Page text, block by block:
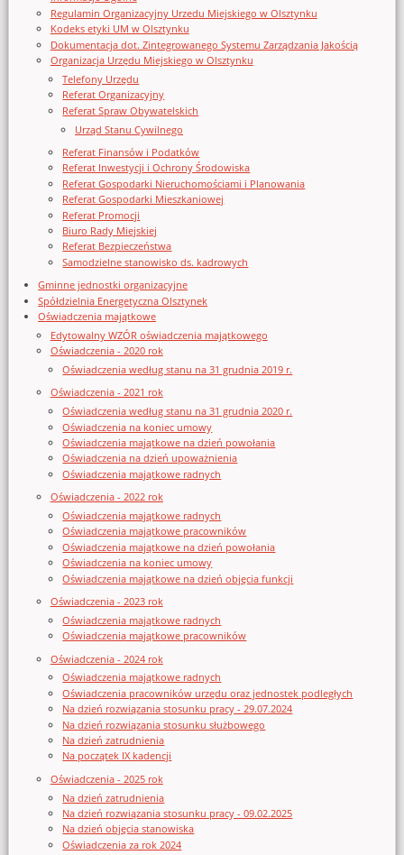
Regulamin Organizacyjny Urzedu Miejskiego w Olsztynku
Kodeks etyki UM w Olsztynku
Dokumentacja dot. Zintegrowanego Systemu Zarządzania Jakością
Organizacja Urzędu Miejskiego w Olsztynku
Telefony Urzędu
Referat Organizacyjny
Referat Spraw Obywatelskich
Urząd Stanu Cywilnego
Referat Finansów i Podatków
Referat Inwestycji i Ochrony Środowiska
Referat Gospodarki Nieruchomościami i Planowania
Referat Gospodarki Mieszkaniowej
Referat Promocji
Biuro Rady Miejskiej
Referat Bezpieczeństwa
Samodzielne stanowisko ds. kadrowych
Gminne jednostki organizacyjne
Spółdzielnia Energetyczna Olsztynek
Oświadczenia majątkowe
Edytowalny WZÓR oświadczenia majątkowego
Oświadczenia - 2020 rok
Oświadczenia według stanu na 31 grudnia 2019 r.
Oświadczenia - 2021 rok
Oświadczenia według stanu na 31 grudnia 2020 r.
Oświadczenia na koniec umowy
Oświadczenia majątkowe na dzień powołania
Oświadczenia na dzień upoważnienia
Oświadczenia majątkowe radnych
Oświadczenia - 2022 rok
Oświadczenia majątkowe radnych
Oświadczenia majątkowe pracowników
Oświadczenia majątkowe na dzień powołania
Oświadczenia na koniec umowy
Oświadczenia majątkowe na dzień objęcia funkcji
Oświadczenia - 2023 rok
Oświadczenia majątkowe radnych
Oświadczenia majątkowe pracowników
Oświadczenia - 2024 rok
Oświadczenia majątkowe radnych
Oświadczenia pracowników urzędu oraz jednostek podległych
Na dzień rozwiązania stosunku pracy - 29.07.2024
Na dzień rozwiązania stosunku służbowego
Na dzień zatrudnienia
Na początek IX kadencji
Oświadczenia - 2025 rok
Na dzień zatrudnienia
Na dzień rozwiązania stosunku pracy - 09.02.2025
Na dzień objęcia stanowiska
Oświadczenia za rok 2024